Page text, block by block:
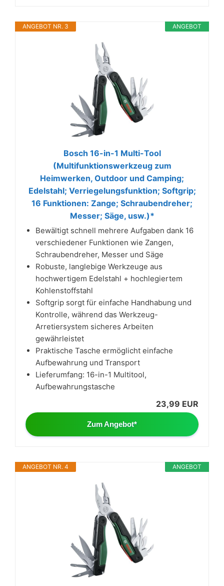
ANGEBOT
ANGEBOT NR. 3
Bosch 16-in-1 Multi-Tool
(Multifunktionswerkzeug zum
Heimwerken, Outdoor und Camping;
Edelstahl; Verriegelungsfunktion; Softgrip;
16 Funktionen: Zange; Schraubendreher;
Messer; Säge, usw.)*
Bewältigt schnell mehrere Aufgaben dank 16
verschiedener Funktionen wie Zangen,
Schraubendreher, Messer und Säge
Robuste, langlebige Werkzeuge aus
hochwertigem Edelstahl + hochlegiertem
Kohlenstoffstahl
Softgrip sorgt für einfache Handhabung und
Kontrolle, während das Werkzeug-
Arretiersystem sicheres Arbeiten
gewährleistet
Praktische Tasche ermöglicht einfache
Aufbewahrung und Transport
Lieferumfang: 16-in-1 Multitool,
Aufbewahrungstasche
23,99 EUR
Zum Angebot*
ANGEBOT
ANGEBOT NR. 4